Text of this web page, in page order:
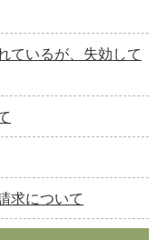
ているが、失効して
求について